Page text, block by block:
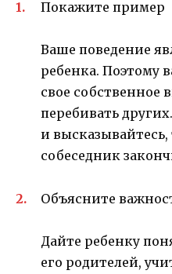
Покажите пример
Ваше поведение
ребенка. Поэтому
свое собственное
перебивать
и высказывайтесь,
собеседник
Объясните
Дайте ребенку
его родителей,